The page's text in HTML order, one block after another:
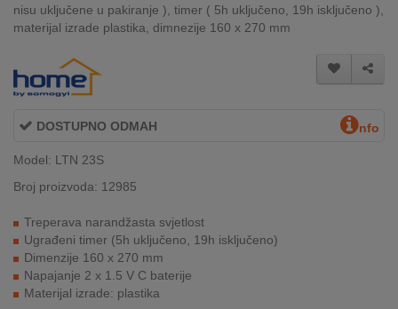
PC
NALOG
AKCIJE
BRENDOVI
nisu uključene u pakiranje ), timer ( 5h uključeno, 19h isključeno ),
materijal izrade plastika, dimnezije 160 x 270 mm
DOSTUPNO ODMAH nfo
Model: LTN 23S
Broj proizvoda: 12985
Treperava narandžasta svjetlost
Ugrađeni timer (5h uključeno, 19h isključeno)
Dimenzije 160 x 270 mm
Napajanje 2 x 1.5 V C baterije
Materijal izrade: plastika